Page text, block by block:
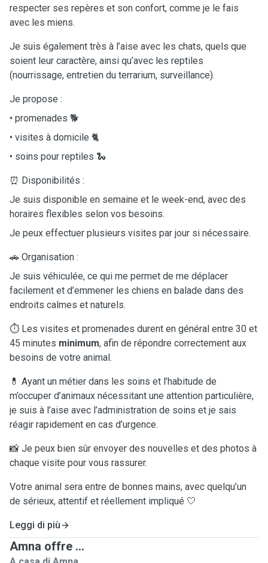
respecter ses repères et son confort, comme je le fais
avec les miens.
Je suis également très à l’aise avec les chats, quels que
soient leur caractère, ainsi qu’avec les reptiles
(nourrissage, entretien du terrarium, surveillance).
Je propose :
• promenades 🐕
• visites à domicile 🐈
• soins pour reptiles 🐍
⏰ Disponibilités :
Je suis disponible en semaine et le week-end, avec des
horaires flexibles selon vos besoins.
Je peux effectuer plusieurs visites par jour si nécessaire.
🚗 Organisation :
Je suis véhiculée, ce qui me permet de me déplacer
facilement et d’emmener les chiens en balade dans des
endroits calmes et naturels.
⏱️ Les visites et promenades durent en général entre 30 et
45 minutes minimum, afin de répondre correctement aux
besoins de votre animal.
💊 Ayant un métier dans les soins et l’habitude de
m’occuper d’animaux nécessitant une attention particulière,
je suis à l’aise avec l’administration de soins et je sais
réagir rapidement en cas d’urgence.
📸 Je peux bien sûr envoyer des nouvelles et des photos à
chaque visite pour vous rassurer.
Votre animal sera entre de bonnes mains, avec quelqu’un
de sérieux, attentif et réellement impliqué 🤍
Leggi di più
Amna offre ...